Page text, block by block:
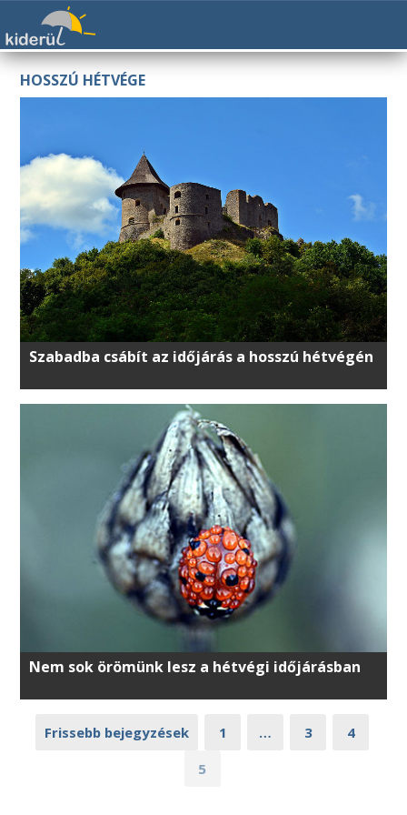
HOSSZÚ HÉTVÉGE
Szabadba csábít az időjárás a hosszú hétvégén
Nem sok örömünk lesz a hétvégi időjárásban
Frissebb bejegyzések 1 … 3
4
5